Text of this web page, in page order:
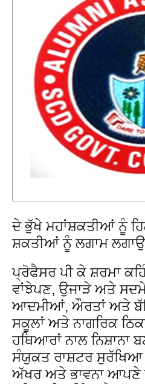
ਦੇ ਭੁੱਖੇ ਮਹਾਂਸ਼ਕਤੀਆਂ ਨੂੰ
ਸ਼ਕਤੀਆਂ ਨੂੰ ਲਗਾਮ
ਪ੍ਰੋਫੈਸਰ ਪੀ ਕੇ ਸ਼ਰਮਾ
ਵਾਂਝੇਪਣ, ਉਜਾੜੇ ਅਤੇ
ਆਦਮੀਆਂ, ਔਰਤਾਂ ਅਤੇ
ਸਕੂਲਾਂ ਅਤੇ ਨਾਗਰਿਕ
ਹਥਿਆਰਾਂ ਨਾਲ
ਸੰਯੁਕਤ ਰਾਸ਼ਟਰ ਸੁਰੱਖਿਆ
ਅੱਖਰ ਅਤੇ ਭਾਵਨਾ ਆਪਣੇ